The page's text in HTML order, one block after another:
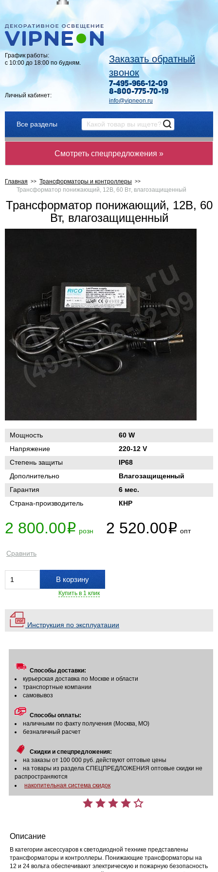
График работы:
с 10:00 до 18:00 по будням.
Личный кабинет:
Заказать обратный
звонок
7-495-966-12-09
8-800-775-70-19
info@vipneon.ru
Все разделы
Смотреть спецпредложения »
Главная
Трансформаторы и контроллеры
Трансформатор понижающий, 12В, 60 Вт, влагозащищенный
Трансформатор понижающий, 12В, 60
Вт, влагозащищенный
Мощность
60 W
Напряжение
220-12 V
Степень защиты
IP68
Дополнительно
Влагозащищенный
Гарантия
6 мес.
Страна-производитель
КНР
2 800.00i розн 2 520.00i опт
Сравнить
В корзину
Купить в 1 клик
Инструкция по эксплуатации
Способы доставки:
курьерская доставка по Москве и области
транспортные компании
самовывоз
Способы оплаты:
наличными по факту получения (Москва, МО)
безналичный расчет
Скидки и спецпредложения:
на заказы от 100 000 руб. действуют оптовые цены
на товары из раздела СПЕЦПРЕДЛОЖЕНИЯ оптовые скидки не
распространяются
накопительная система скидок
Описание
В категории аксессуаров к светодиодной технике представлены
трансформаторы и контроллеры. Понижающие трансформаторы на
12 и 24 вольта обеспечивают электрическую и пожарную безопасность